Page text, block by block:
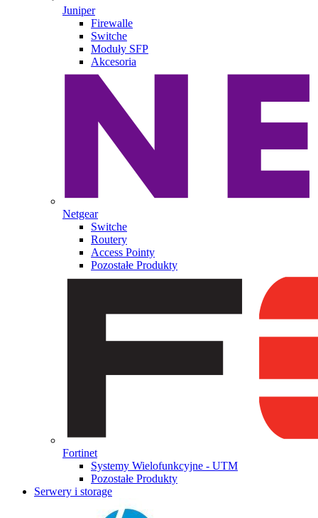
Juniper
Firewalle
Switche
Moduły SFP
Akcesoria
Netgear
Switche
Routery
Access Pointy
Pozostałe Produkty
Fortinet
Systemy Wielofunkcyjne - UTM
Pozostałe Produkty
Serwery i storage